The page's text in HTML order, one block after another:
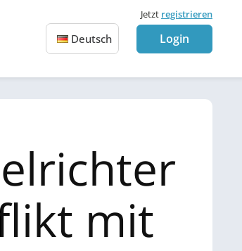
Deutsch
Jetzt registrieren
Login
mit